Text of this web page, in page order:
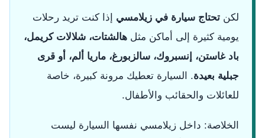
لكن تحتاج سيارة في زيلامسي إذا كنت تريد رحلات
يومية كثيرة إلى أماكن مثل هالشتات، شلالات كريمل،
باد غاستن، إنسبروك، سالزبورغ، ماريا ألم، أو قرى
جبلية بعيدة. السيارة تعطيك مرونة كبيرة، خاصة
للعائلات والحقائب والأطفال.
الخلاصة: داخل زيلامسي نفسها السيارة ليست